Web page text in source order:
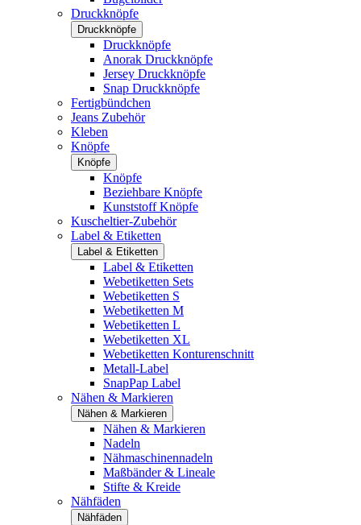
Druckknöpfe
Druckknöpfe
Druckknöpfe
Anorak Druckknöpfe
Jersey Druckknöpfe
Snap Druckknöpfe
Fertigbündchen
Jeans Zubehör
Kleben
Knöpfe
Knöpfe
Knöpfe
Beziehbare Knöpfe
Kunststoff Knöpfe
Kuscheltier-Zubehör
Label & Etiketten
Label & Etiketten
Label & Etiketten
Webetiketten Sets
Webetiketten S
Webetiketten M
Webetiketten L
Webetiketten XL
Webetiketten Konturenschnitt
Metall-Label
SnapPap Label
Nähen & Markieren
Nähen & Markieren
Nähen & Markieren
Nadeln
Nähmaschinennadeln
Maßbänder & Lineale
Stifte & Kreide
Nähfäden
Nähfäden